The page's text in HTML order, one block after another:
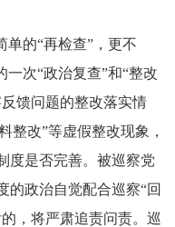
单的“再检查”，更不
一次“政治复查”和“整改
馈问题的整改落实情
整改”等虚假整改现象，
度是否完善。被巡察党
的政治自觉配合巡察“回
，将严肃追责问责。巡